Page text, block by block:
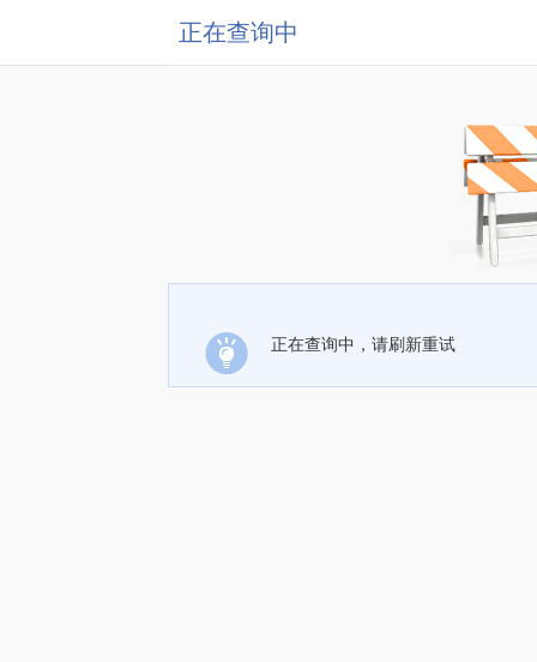
正在查询中
正在查询中，请刷新重试